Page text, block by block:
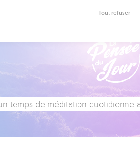
temps de méditation quotidienne
Tout refuser